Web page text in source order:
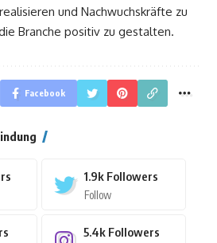
und Nachwuchskräfte zu
Branche positiv zu gestalten.
Facebook
1.9k Followers
Follow
5.4k Followers